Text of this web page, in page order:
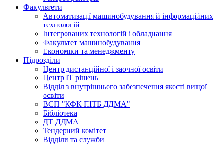
Факультети
Автоматизації машинобудування й інформаційних
технологій
Інтегрованих технологій і обладнання
Факультет машинобудування
Економіки та менеджменту
Підрозділи
Центр дистанційної і заочної освіти
Центр ІТ рішень
Відділ з внутрішнього забезпечення якості вищої
освіти
ВСП "КФК ПІТБ ДДМА"
Бібліотека
ДТ ДДМА
Тендерний комітет
Відділи та служби